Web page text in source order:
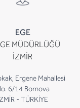
EGE
MÜDÜRLÜĞÜ
İZMİR
Ergene Mahallesi
6/14 Bornova
- TÜRKİYE